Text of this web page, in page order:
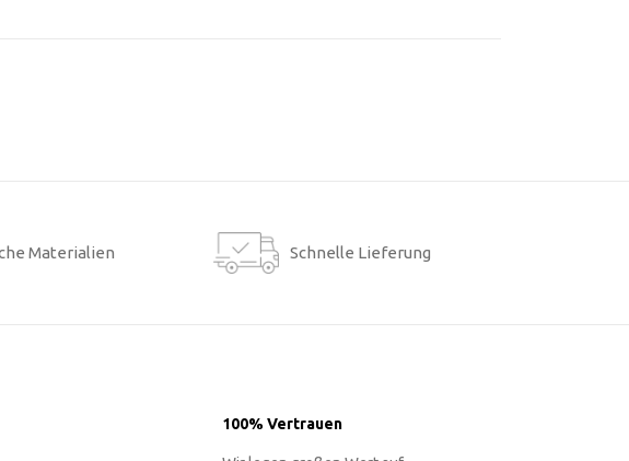
Materialien Schnelle Lieferung
100% Vertrauen